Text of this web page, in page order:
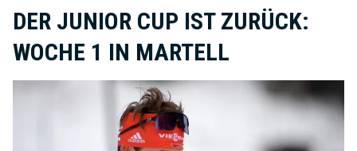
DER JUNIOR CUP IST ZURÜCK:
WOCHE 1 IN MARTELL